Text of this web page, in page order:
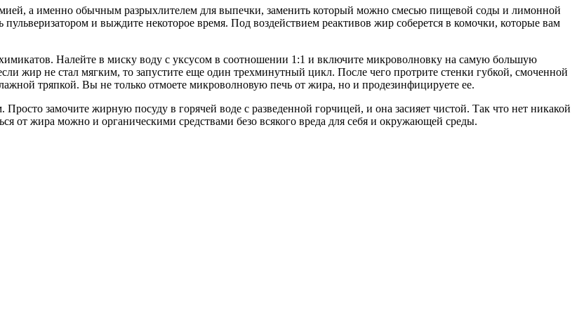
а именно обычным разрыхлителем для выпечки, заменить который можно смесью пищевой соды и лимонной
и выждите некоторое время. Под воздействием реактивов жир соберется в комочки, которые вам
Налейте в миску воду с уксусом в соотношении 1:1 и включите микроволновку на самую большую
жир не стал мягким, то запустите еще один трехминутный цикл. После чего протрите стенки губкой, смоченной
тряпкой. Вы не только отмоете микроволновую печь от жира, но и продезинфицируете ее.
замочите жирную посуду в горячей воде с разведенной горчицей, и она засияет чистой. Так что нет никакой
от жира можно и органическими средствами безо всякого вреда для себя и окружающей среды.